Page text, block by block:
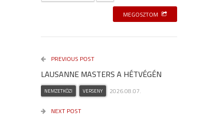
MEGOSZTOM
PREVIOUS POST
LAUSANNE MASTERS A HÉTVÉGÉN
NEMZETKÖZI VERSENY 2026.08.07.
NEXT POST